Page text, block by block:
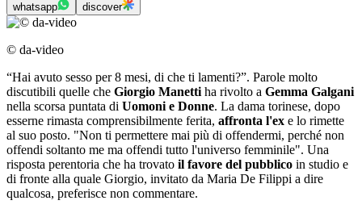
whatsapp discover
© da-video
“Hai avuto sesso per 8 mesi, di che ti lamenti?”. Parole molto
discutibili quelle che Giorgio Manetti ha rivolto a Gemma Galgani
nella scorsa puntata di Uomoni e Donne. La dama torinese, dopo
esserne rimasta comprensibilmente ferita, affronta l'ex e lo rimette
al suo posto. "Non ti permettere mai più di offendermi, perché non
offendi soltanto me ma offendi tutto l'universo femminile". Una
risposta perentoria che ha trovato il favore del pubblico in studio e
di fronte alla quale Giorgio, invitato da Maria De Filippi a dire
qualcosa, preferisce non commentare.